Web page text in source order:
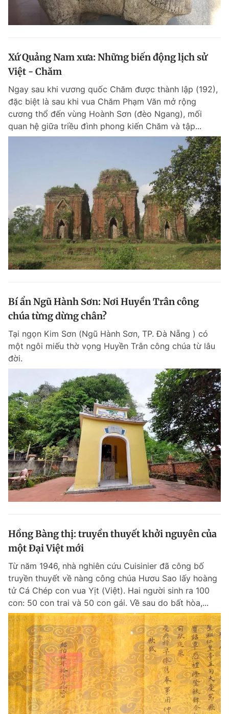
Xứ Quảng Nam xưa: Những biến động lịch sử
Việt - Chăm
Ngay sau khi vương quốc Chăm được thành lập (192),
đặc biệt là sau khi vua Chăm Phạm Văn mở rộng
cương thổ đến vùng Hoành Sơn (đèo Ngang), mối
quan hệ giữa triều đình phong kiến Chăm và tập...
Bí ẩn Ngũ Hành Sơn: Nơi Huyền Trân công
chúa từng dừng chân?
Tại ngọn Kim Sơn (Ngũ Hành Sơn, TP. Đà Nẵng ) có
một ngôi miếu thờ vọng Huyền Trân công chúa từ lâu
đời.
Hồng Bàng thị: truyền thuyết khởi nguyên của
một Đại Việt mới
Từ năm 1946, nhà nghiên cứu Cuisinier đã công bố
truyền thuyết về nàng công chúa Hươu Sao lấy hoàng
tử Cá Chép con vua Yịt (Việt). Hai người sinh ra 100
con: 50 con trai và 50 con gái. Về sau do bất hòa,...